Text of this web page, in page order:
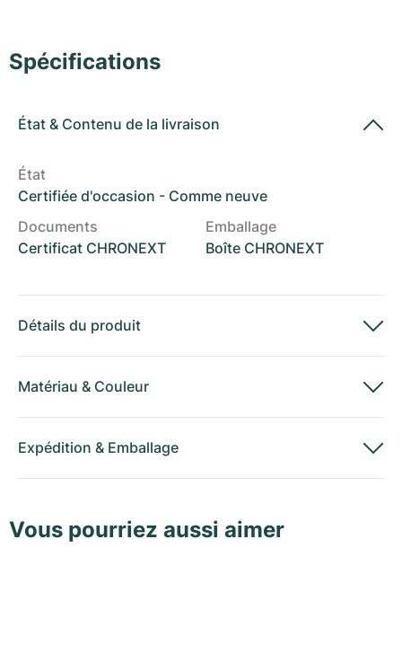
Spécifications
État & Contenu de la livraison
État
Certifiée d'occasion - Comme neuve
Documents
Certificat CHRONEXT
Emballage
Boîte CHRONEXT
Détails du produit
Matériau & Couleur
Expédition & Emballage
Vous pourriez aussi aimer